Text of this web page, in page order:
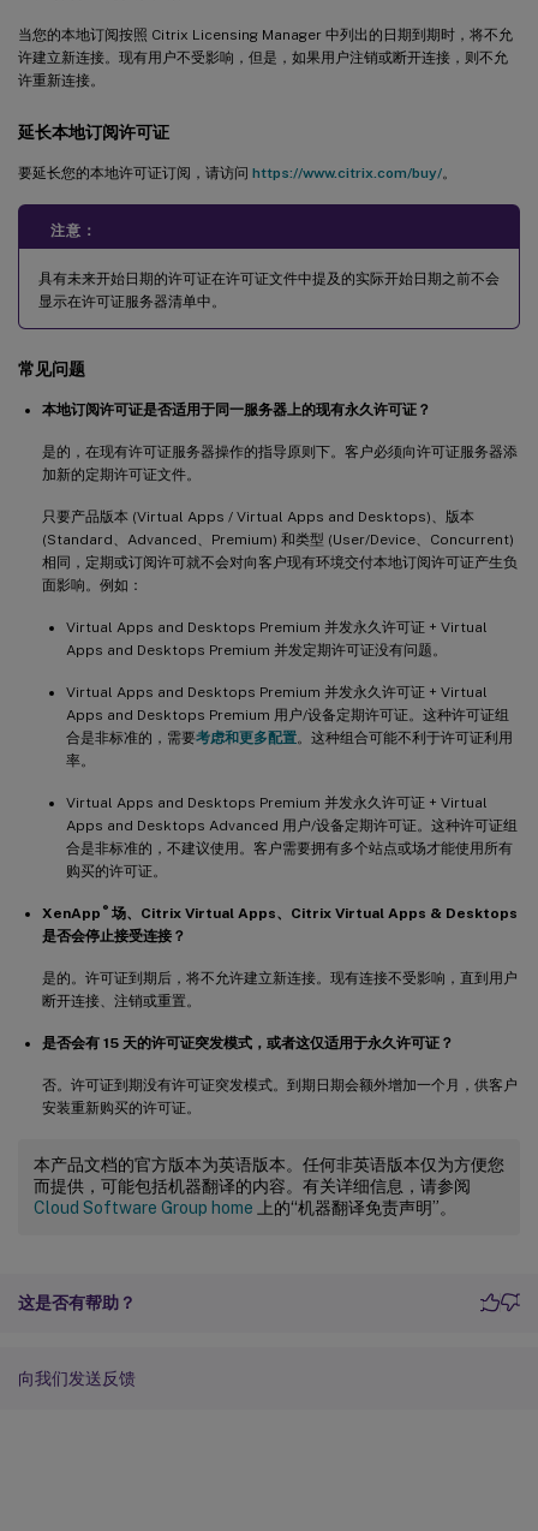
当您的本地订阅按照 Citrix Licensing Manager 中列出的日期到期时，将不允
许建立新连接。现有用户不受影响，但是，如果用户注销或断开连接，则不允
许重新连接。
延长本地订阅许可证
要延长您的本地许可证订阅，请访问 https://www.citrix.com/buy/。
注意：
具有未来开始日期的许可证在许可证文件中提及的实际开始日期之前不会
显示在许可证服务器清单中。
常见问题
本地订阅许可证是否适用于同一服务器上的现有永久许可证？
是的，在现有许可证服务器操作的指导原则下。客户必须向许可证服务器添
加新的定期许可证文件。
只要产品版本 (Virtual Apps / Virtual Apps and Desktops)、版本
(Standard、Advanced、Premium) 和类型 (User/Device、Concurrent)
相同，定期或订阅许可就不会对向客户现有环境交付本地订阅许可证产生负
面影响。例如：
Virtual Apps and Desktops Premium 并发永久许可证 + Virtual
Apps and Desktops Premium 并发定期许可证没有问题。
Virtual Apps and Desktops Premium 并发永久许可证 + Virtual
Apps and Desktops Premium 用户/设备定期许可证。这种许可证组
合是非标准的，需要考虑和更多配置。这种组合可能不利于许可证利用
率。
Virtual Apps and Desktops Premium 并发永久许可证 + Virtual
Apps and Desktops Advanced 用户/设备定期许可证。这种许可证组
合是非标准的，不建议使用。客户需要拥有多个站点或场才能使用所有
购买的许可证。
XenApp ®场、Citrix Virtual Apps、Citrix Virtual Apps & Desktops
是否会停止接受连接？
是的。许可证到期后，将不允许建立新连接。现有连接不受影响，直到用户
断开连接、注销或重置。
是否会有 15 天的许可证突发模式，或者这仅适用于永久许可证？
否。许可证到期没有许可证突发模式。到期日期会额外增加一个月，供客户
安装重新购买的许可证。
本产品文档的官方版本为英语版本。任何非英语版本仅为方便您
而提供，可能包括机器翻译的内容。有关详细信息，请参阅
Cloud Software Group home 上的“机器翻译免责声明”。
这是否有帮助？
向我们发送反馈